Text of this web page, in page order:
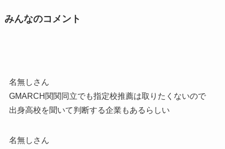
みんなのコメント
名無しさん
GMARCH関関同立でも指定校推薦は取りたくないので
出身高校を聞いて判断する企業もあるらしい
名無しさん